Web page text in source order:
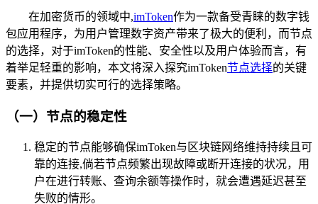
在加密货币的领域中,imToken作为一款备受青睐的数字钱
包应用程序，为用户管理数字资产带来了极大的便利，而节点
的选择，对于imToken的性能、安全性以及用户体验而言，有
着举足轻重的影响，本文将深入探究imToken节点选择的关键
要素，并提供切实可行的选择策略。
（一）节点的稳定性
稳定的节点能够确保imToken与区块链网络维持持续且可
靠的连接,倘若节点频繁出现故障或断开连接的状况，用
户在进行转账、查询余额等操作时，就会遭遇延迟甚至
失败的情形。